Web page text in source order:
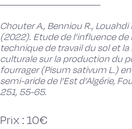
Chouter A., Benniou R., Louahdi
(2022). Etude de l’influence de
technique de travail du sol et
culturale sur la production du
fourrager (Pisum sativum L.)
semi-aride de l’Est d’Algérie,
251, 55-65.
Prix : 10€